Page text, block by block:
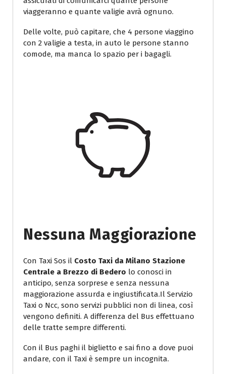
viaggeranno e quante valigie avrà ognuno.
Delle volte, può capitare, che 4 persone viaggino
con 2 valigie a testa, in auto le persone stanno
comode, ma manca lo spazio per i bagagli.
Nessuna Maggiorazione
Con Taxi Sos il Costo Taxi da Milano Stazione
Centrale a Brezzo di Bedero lo conosci in
anticipo, senza sorprese e senza nessuna
maggiorazione assurda e ingiustificata.Il Servizio
Taxi o Ncc, sono servizi pubblici non di linea, così
vengono definiti. A differenza del Bus effettuano
delle tratte sempre differenti.
Con il Bus paghi il biglietto e sai fino a dove puoi
andare, con il Taxi è sempre un incognita.